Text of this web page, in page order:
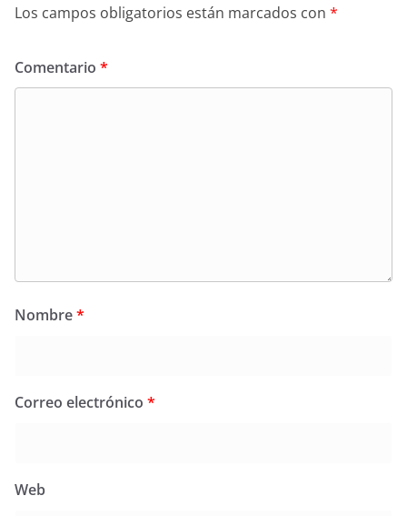
Los campos obligatorios están marcados con *
Comentario *
Nombre*
Correo electrónico *
Web